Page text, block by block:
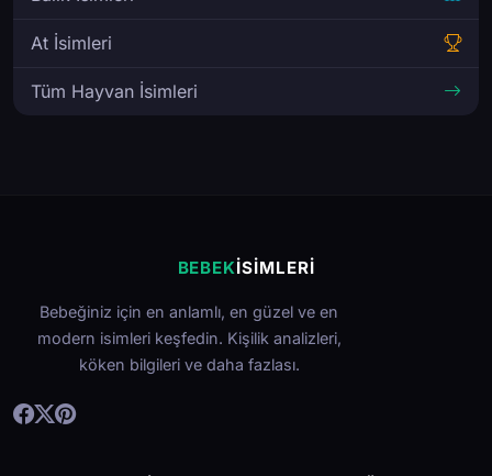
At İsimleri
Tüm Hayvan İsimleri
BEBEKİSIMLERI
Bebeğiniz için en anlamlı, en güzel ve en
modern isimleri keşfedin. Kişilik analizleri,
köken bilgileri ve daha fazlası.